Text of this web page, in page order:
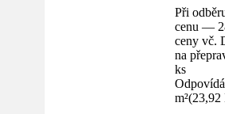
Při
cenu —
ceny vč.
na
ks
m²(23,92